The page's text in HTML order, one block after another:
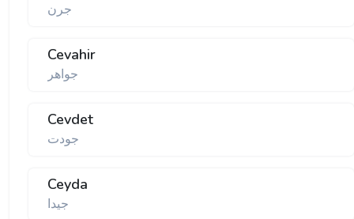
جرن
Cevahir
جواهر
Cevdet
جودت
Ceyda
جیدا